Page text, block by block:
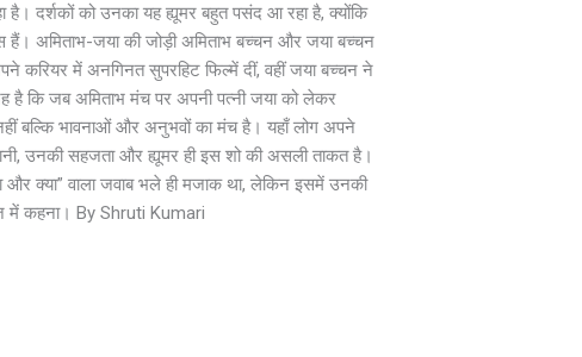
है। दर्शकों को उनका यह ह्यूमर बहुत पसंद आ रहा है, क्योंकि
हैं। अमिताभ-जया की जोड़ी अमिताभ बच्चन और जया बच्चन
करियर में अनगिनत सुपरहिट फिल्में दीं, वहीं जया बच्चन ने
है कि जब अमिताभ मंच पर अपनी पत्नी जया को लेकर
बल्कि भावनाओं और अनुभवों का मंच है। यहाँ लोग अपने
उनकी सहजता और ह्यूमर ही इस शो की असली ताकत है।
और क्या” वाला जवाब भले ही मजाक था, लेकिन इसमें उनकी
में कहना। By Shruti Kumari